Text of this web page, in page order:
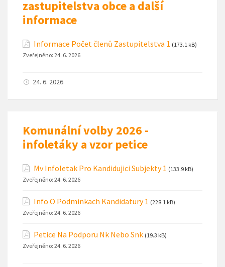
zastupitelstva obce a další
informace
Informace Počet členů Zastupitelstva 1 (173.1 kB)
Zveřejněno: 24. 6. 2026
24. 6. 2026
Komunální volby 2026 -
infoletáky a vzor petice
Mv Infoletak Pro Kandidujici Subjekty 1 (133.9 kB)
Zveřejněno: 24. 6. 2026
Info O Podminkach Kandidatury 1 (228.1 kB)
Zveřejněno: 24. 6. 2026
Petice Na Podporu Nk Nebo Snk (19.3 kB)
Zveřejněno: 24. 6. 2026